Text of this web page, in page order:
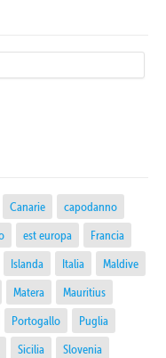
Canarie
capodanno
est europa
Francia
Islanda Italia
Maldive
Matera
Mauritius
Portogallo
Puglia
Sicilia
Slovenia